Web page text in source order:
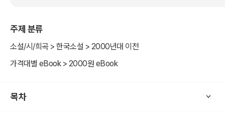
주제 분류
소설/시/희곡 > 한국소설 > 2000년대 이전
가격대별 eBook > 2000원 eBook
목차